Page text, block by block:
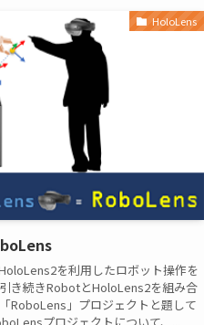
HoloLens
を利用したロボット操作を
き続きRobotとHoloLens2を組み合
RoboLens」プロジェクトと題して